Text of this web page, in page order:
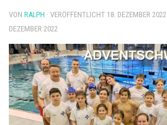
VON RALPH · VERÖFFENTLICHT 18. DEZEMBER 2022
DEZEMBER 2022